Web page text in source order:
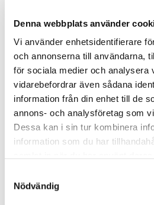
Denna webbplats använder
Vi använder enhetsidentifierare
och annonserna till användarna,
för sociala medier och analysera
vidarebefordrar även sådana
information från din enhet till de
annons- och analysföretag som
Dessa kan i sin tur kombinera
information som du har
Nödvändig
Astrologiär ytterligare ett sätt
genom att studera planeternas
inverkan på din personlighet
Köp samtalstid och
spådamer direkt
Köp samtaltids via kort eller din
kod omgående via sms och e-